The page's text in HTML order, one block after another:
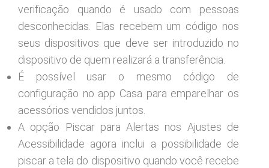
verificação quando é usado com pessoas
desconhecidas. Elas recebem um código nos
seus dispositivos que deve ser introduzido no
dispositivo de quem realizará a transferência.
É possível usar o mesmo código de
configuração no app Casa para emparelhar os
acessórios vendidos juntos.
A opção Piscar para Alertas nos Ajustes de
Acessibilidade agora inclui a possibilidade de
piscar a tela do dispositivo quando você recebe